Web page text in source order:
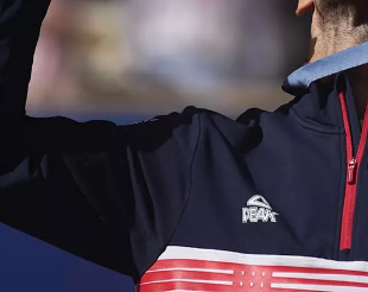
BIZLIFE WEEK
IZJAVA